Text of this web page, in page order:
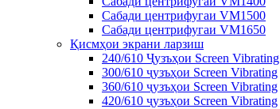
Сабади центрифугаи VM1500
Сабади центрифугаи VM1650
Қисмҳои экрани ларзиш
240/610 Ҷузъҳои Screen Vibrating
300/610 ҷузъҳои Screen Vibrating
360/610 ҷузъҳои Screen Vibrating
420/610 ҷузъҳои Screen Vibrating